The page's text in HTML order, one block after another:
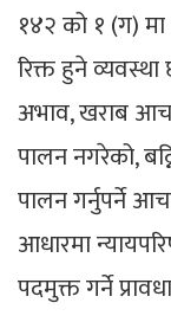
१४२ को १ (ग)
रिक्त हुने
अभाव, खराब
पालन नगरेको,
पालन गर्नुपर्ने
आधारमा
पदमुक्त गर्ने